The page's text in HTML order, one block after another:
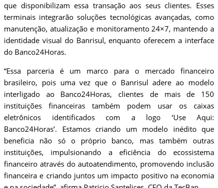
que disponibilizam essa transação aos seus clientes. Esses
terminais integrarão soluções tecnológicas avançadas, como
manutenção, atualização e monitoramento 24×7, mantendo a
identidade visual do Banrisul, enquanto oferecem a interface
do Banco24Horas.
“Essa parceria é um marco para o mercado financeiro
brasileiro, pois uma vez que o Banrisul adere ao modelo
interligado ao Banco24Horas, clientes de mais de 150
instituições financeiras também podem usar os caixas
eletrônicos identificados com a logo ‘Use Aqui:
Banco24Horas’. Estamos criando um modelo inédito que
beneficia não só o próprio banco, mas também outras
instituições, impulsionando a eficiência do ecossistema
financeiro através do autoatendimento, promovendo inclusão
financeira e criando juntos um impacto positivo na economia